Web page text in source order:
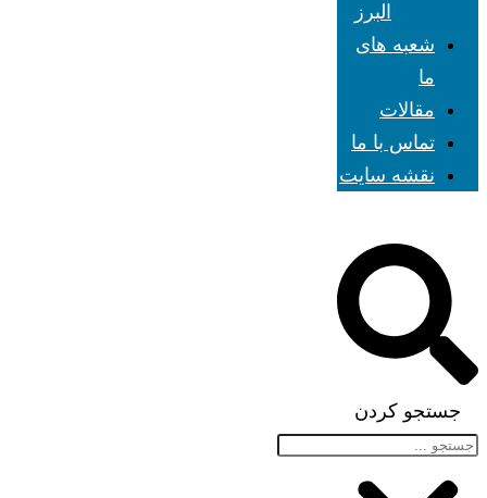
البرز
شعبه های
ما
مقالات
تماس با ما
نقشه سایت
جستجو کردن